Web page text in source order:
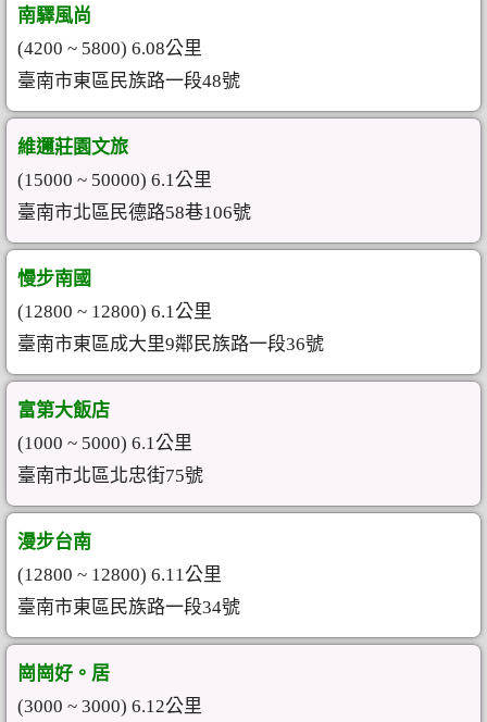
南驛風尚
(4200 ~ 5800) 6.08公里
臺南市東區民族路一段48號
維邇莊園文旅
(15000 ~ 50000) 6.1公里
臺南市北區民德路58巷106號
慢步南國
(12800 ~ 12800) 6.1公里
臺南市東區成大里9鄰民族路一段36號
富第大飯店
(1000 ~ 5000) 6.1公里
臺南市北區北忠街75號
漫步台南
(12800 ~ 12800) 6.11公里
臺南市東區民族路一段34號
崗崗好。居
(3000 ~ 3000) 6.12公里